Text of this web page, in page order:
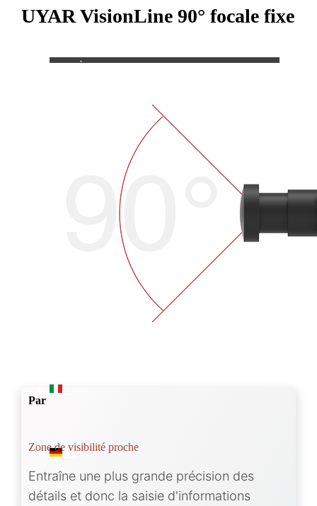
Entreprise
À propos de nous
IT
DE
UYAR VisionLine 90° focale fixe
Par
Zone de visibilité proche
Entraîne une plus grande précision des
détails et donc la saisie d'informations